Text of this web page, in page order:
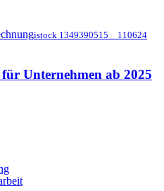
istock 1349390515 _ 110624
Unternehmen ab 2025